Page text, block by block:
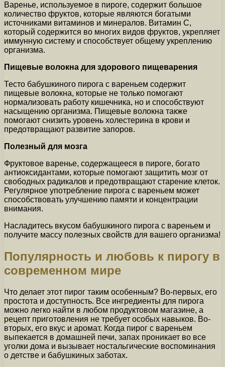
Варенье, используемое в пироге, содержит большое
количество фруктов, которые являются богатыми
источниками витаминов и минералов. Витамин С,
который содержится во многих видов фруктов, укрепляет
иммунную систему и способствует общему укреплению
организма.
Пищевые волокна для здорового пищеварения
Тесто бабушкиного пирога с вареньем содержит
пищевые волокна, которые не только помогают
нормализовать работу кишечника, но и способствуют
насыщению организма. Пищевые волокна также
помогают снизить уровень холестерина в крови и
предотвращают развитие запоров.
Полезный для мозга
Фруктовое варенье, содержащееся в пироге, богато
антиоксидантами, которые помогают защитить мозг от
свободных радикалов и предотвращают старение клеток.
Регулярное употребление пирога с вареньем может
способствовать улучшению памяти и концентрации
внимания.
Насладитесь вкусом бабушкиного пирога с вареньем и
получите массу полезных свойств для вашего организма!
Популярность и любовь к пирогу в
современном мире
Что делает этот пирог таким особенным? Во-первых, его
простота и доступность. Все ингредиенты для пирога
можно легко найти в любом продуктовом магазине, а
рецепт приготовления не требует особых навыков. Во-
вторых, его вкус и аромат. Когда пирог с вареньем
выпекается в домашней печи, запах проникает во все
уголки дома и вызывает ностальгические воспоминания
о детстве и бабушкиных заботах.